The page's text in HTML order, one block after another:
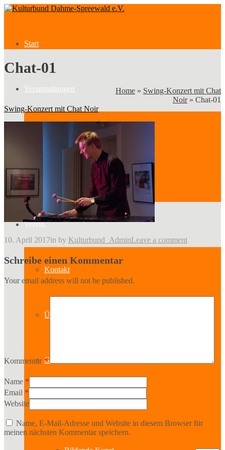
Start
Veranstaltungen
Veranstaltungen
Verein
Kontakt
Über uns
Geschichte
Chat-01
Home » Swing-Konzert mit Chat
Noir » Chat-01
Swing-Konzert mit Chat Noir
10. April 2017in by Kulturbund_AdminLeave a comment
Schreibe einen Kommentar
Your email address will not be published.
Kommentar *
Name *
Email *
Website
Name, E-Mail-Adresse und Website in diesem Browser für
meinen nächsten Kommentar speichern.